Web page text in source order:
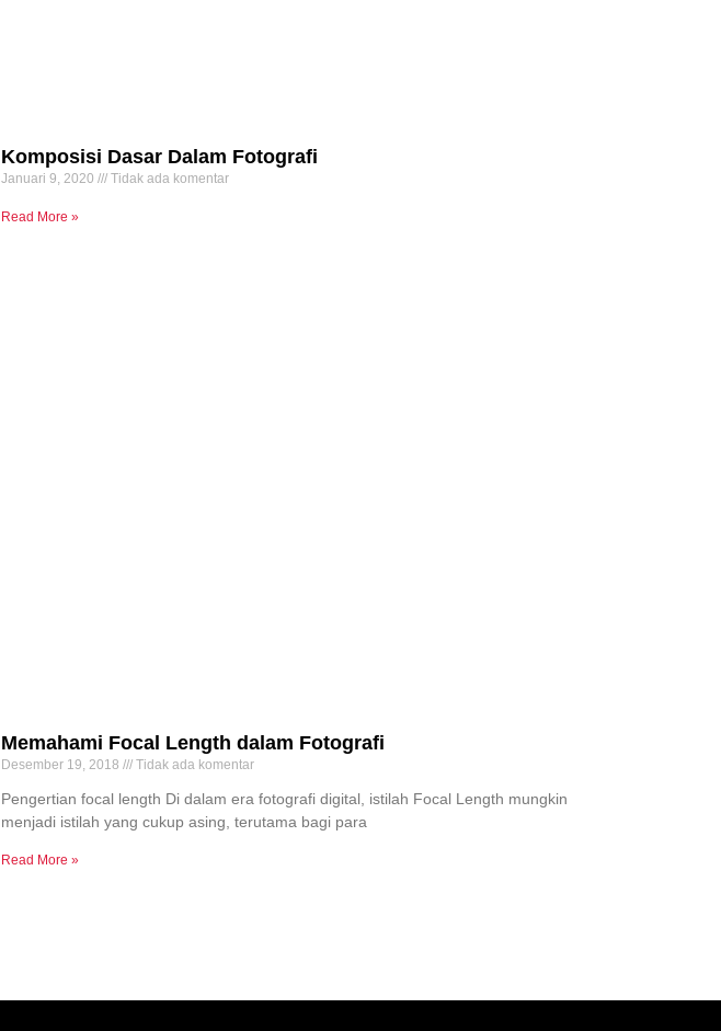
Komposisi Dasar Dalam Fotografi
Januari 9, 2020 Tidak ada komentar
Read More »
Memahami Focal Length dalam Fotografi
Desember 19, 2018 Tidak ada komentar
Pengertian focal length Di dalam era fotografi digital, istilah Focal Length mungkin
menjadi istilah yang cukup asing, terutama bagi para
Read More »